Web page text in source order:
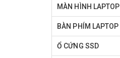
MÀN HÌNH LAPTOP
BÀN PHÍM LAPTOP
Ổ CỨNG SSD